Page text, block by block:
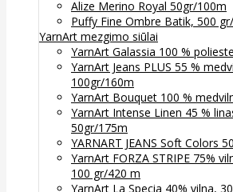
Alize Merino Royal 50gr/100m
Puffy Fine Ombre Batik, 500
YarnArt mezgimo siūlai
YarnArt Galassia 100 %
YarnArt Jeans PLUS 55 %
100gr/160m
YarnArt Bouquet 100 %
YarnArt Intense Linen 45 %
50gr/175m
YARNART JEANS Soft Colors
YarnArt FORZA STRIPE 75%
100 gr/420 m
YarnArt La Specia 40% vilna,